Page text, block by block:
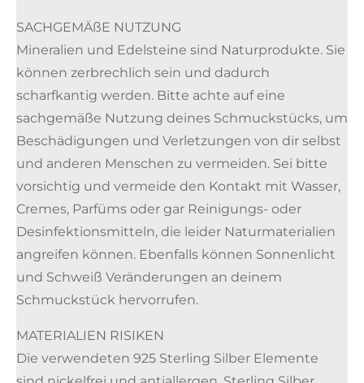
SACHGEMÄßE NUTZUNG
Mineralien und Edelsteine sind Naturprodukte. Sie
können zerbrechlich sein und dadurch
scharfkantig werden. Bitte achte auf eine
sachgemäße Nutzung deines Schmuckstücks, um
Beschädigungen und Verletzungen von dir selbst
und anderen Menschen zu vermeiden. Sei bitte
vorsichtig und vermeide den Kontakt mit Wasser,
Cremes, Parfüms oder gar Reinigungs- oder
Desinfektionsmitteln, die leider Naturmaterialien
angreifen können. Ebenfalls können Sonnenlicht
und Schweiß Veränderungen an deinem
Schmuckstück hervorrufen.
MATERIALIEN RISIKEN
Die verwendeten 925 Sterling Silber Elemente